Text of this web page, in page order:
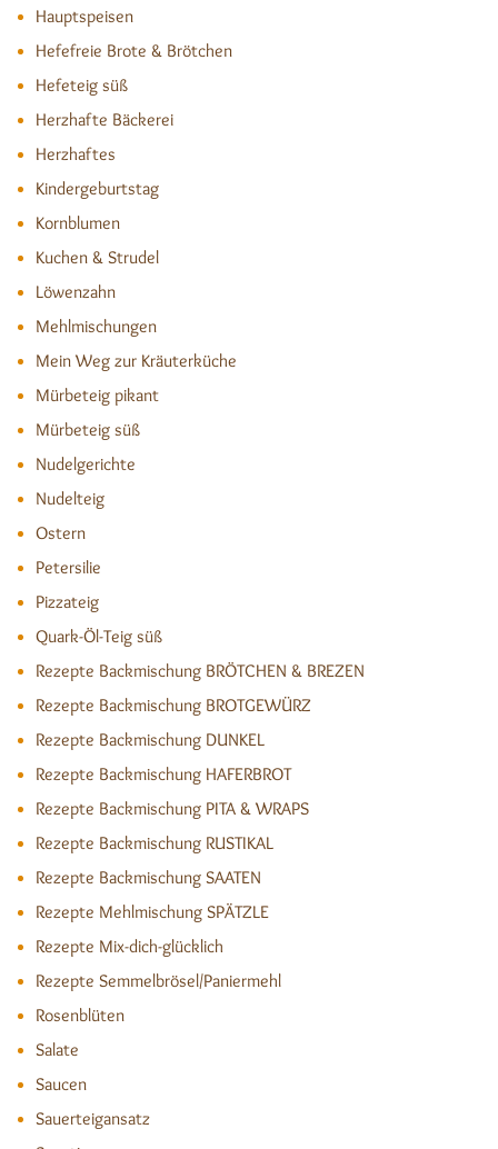
Hauptspeisen
Hefefreie Brote & Brötchen
Hefeteig süß
Herzhafte Bäckerei
Herzhaftes
Kindergeburtstag
Kornblumen
Kuchen & Strudel
Löwenzahn
Mehlmischungen
Mein Weg zur Kräuterküche
Mürbeteig pikant
Mürbeteig süß
Nudelgerichte
Nudelteig
Ostern
Petersilie
Pizzateig
Quark-Öl-Teig süß
Rezepte Backmischung BRÖTCHEN & BREZEN
Rezepte Backmischung BROTGEWÜRZ
Rezepte Backmischung DUNKEL
Rezepte Backmischung HAFERBROT
Rezepte Backmischung PITA & WRAPS
Rezepte Backmischung RUSTIKAL
Rezepte Backmischung SAATEN
Rezepte Mehlmischung SPÄTZLE
Rezepte Mix-dich-glücklich
Rezepte Semmelbrösel/Paniermehl
Rosenblüten
Salate
Saucen
Sauerteigansatz